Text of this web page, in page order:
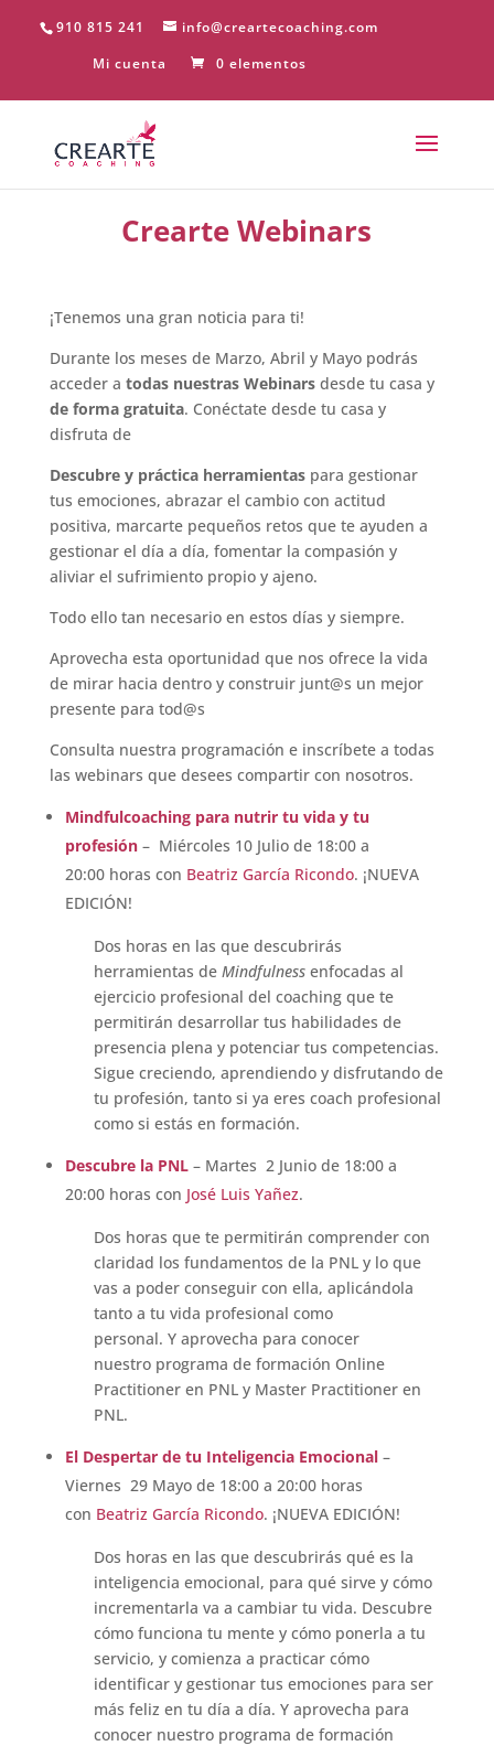
910 815 241
info@creartecoaching.com
Mi cuenta
0 elementos
Crearte Webinars
¡Tenemos una gran noticia para ti!
Durante los meses de Marzo, Abril y Mayo podrás
acceder a todas nuestras Webinarsdesde tu casa y
de forma gratuita. Conéctate desde tu casa y
disfruta de
Descubre y práctica herramientaspara gestionar
tus emociones, abrazar el cambio con actitud
positiva, marcarte pequeños retos que te ayuden a
gestionar el día a día, fomentar la compasión y
aliviar el sufrimiento propio y ajeno.
Todo ello tan necesario en estos días y siempre.
Aprovecha esta oportunidad que nos ofrece la vida
de mirar hacia dentro y construir junt@s un mejor
presente para tod@s
Consulta nuestra programación e inscríbete a todas
las webinars que desees compartir con nosotros.
Mindfulcoaching para nutrir tu vida y tu
profesión – Miércoles 10 Julio de 18:00 a
20:00 horas con Beatriz García Ricondo. ¡NUEVA
EDICIÓN!
Dos horas en las que descubrirás
herramientas de Mindfulness enfocadas al
ejercicio profesional del coaching que te
permitirán desarrollar tus habilidades de
presencia plena y potenciar tus competencias.
Sigue creciendo, aprendiendo y disfrutando de
tu profesión, tanto si ya eres coach profesional
como si estás en formación.
Descubre la PNL – Martes 2 Junio de 18:00 a
20:00 horas con José Luis Yañez.
Dos horas que te permitirán comprender con
claridad los fundamentos de la PNL y lo que
vas a poder conseguir con ella, aplicándola
tanto a tu vida profesional como
personal. Yaprovecha para conocer
nuestro programa de formación Online
Practitioner en PNL y Master Practitioner en
PNL.
El Despertar de tu Inteligencia Emocional –
Viernes 29 Mayo de 18:00 a 20:00 horas
con Beatriz García Ricondo. ¡NUEVA EDICIÓN!
Dos horas en las que descubrirás qué es la
inteligencia emocional, para qué sirve y cómo
incrementarla va a cambiar tu vida. Descubre
cómo funciona tu mente y cómo ponerla a tu
servicio, y comienza a practicar cómo
identificar y gestionar tus emociones para ser
más feliz en tu día a día. Yaprovecha para
conocer nuestro programa de formación